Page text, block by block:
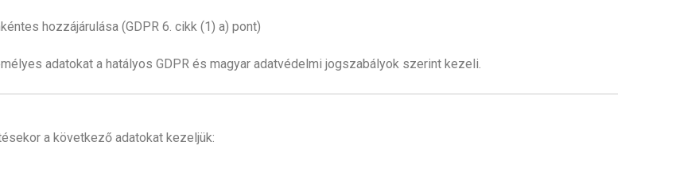
hozzájárulása (GDPR 6. cikk (1) a) pont)
adatokat a hatályos GDPR és magyar adatvédelmi jogszabályok szerint kezeli.
a következő adatokat kezeljük: